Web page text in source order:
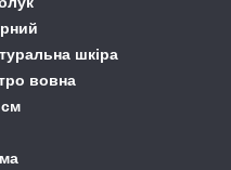
шкіра
вовна